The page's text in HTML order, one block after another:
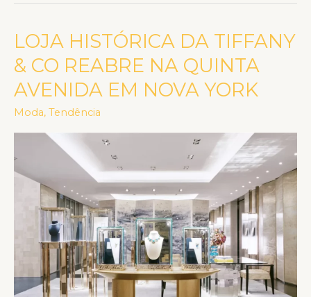
LOJA HISTÓRICA DA TIFFANY
& CO REABRE NA QUINTA
AVENIDA EM NOVA YORK
Moda, Tendência
LOJA
HISTÓRICA
DA
TIFFANY
&
CO
NA
QUINTA
AVENIDA
NOVA